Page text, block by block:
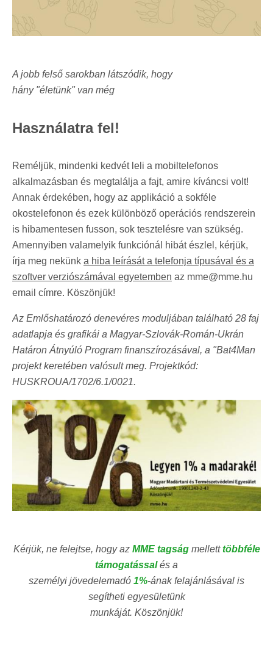
A jobb felső sarokban látszódik, hogy
hány "életünk" van még
Használatra fel!
Reméljük, mindenki kedvét leli a mobiltelefonos
alkalmazásban és megtalálja a fajt, amire kíváncsi volt!
Annak érdekében, hogy az applikáció a sokféle
okostelefonon és ezek különböző operációs rendszerein
is hibamentesen fusson, sok tesztelésre van szükség.
Amennyiben valamelyik funkciónál hibát észlel, kérjük,
írja meg nekünk a hiba leírását a telefonja típusával és a
szoftver verziószámával egyetemben az mme@mme.hu
email címre. Köszönjük!
Az Emlőshatározó denevéres moduljában található 28 faj
adatlapja és grafikái a Magyar-Szlovák-Román-Ukrán
Határon Átnyúló Program finanszírozásával, a "Bat4Man
projekt keretében valósult meg. Projektkód:
HUSKROUA/1702/6.1/0021.
Kérjük, ne felejtse, hogy az MME tagságmelletttöbbféle
támogatássalés a
személyi jövedelemadó 1%-ának felajánlásával is
segítheti egyesületünk
munkáját. Köszönjük!